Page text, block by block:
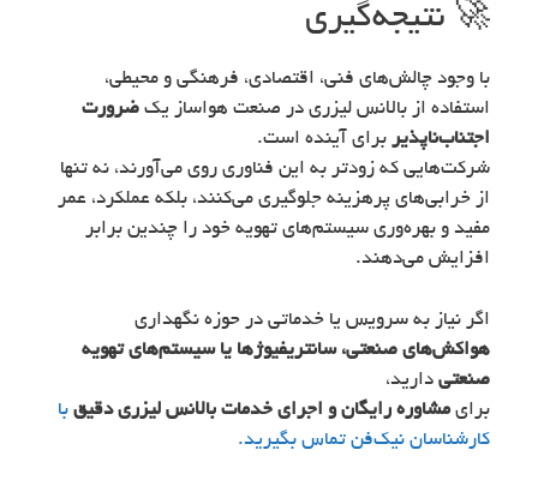
🚀 نتیجه‌گیری
با وجود چالش‌های فنی، اقتصادی، فرهنگی و محیطی،
استفاده از بالانس لیزری در صنعت هواساز یک ضرورت
اجتناب‌ناپذیر برای آینده است.
شرکت‌هایی که زودتر به این فناوری روی می‌آورند، نه تنها
از خرابی‌های پرهزینه جلوگیری می‌کنند، بلکه عملکرد، عمر
مفید و بهره‌وری سیستم‌های تهویه خود را چندین برابر
افزایش می‌دهند.
اگر نیاز به سرویس یا خدماتی در حوزه نگهداری
هواکش‌های صنعتی، سانتریفیوژها یا سیستم‌های تهویه
صنعتی دارید،
برایمشاوره رایگان و اجرای خدمات بالانس لیزری دقیق با
کارشناسان نیک‌فن تماس بگیرید.